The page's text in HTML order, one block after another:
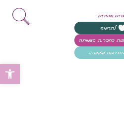
מהירים
לתרומה
כחבר.ת העמותה
בעמותה